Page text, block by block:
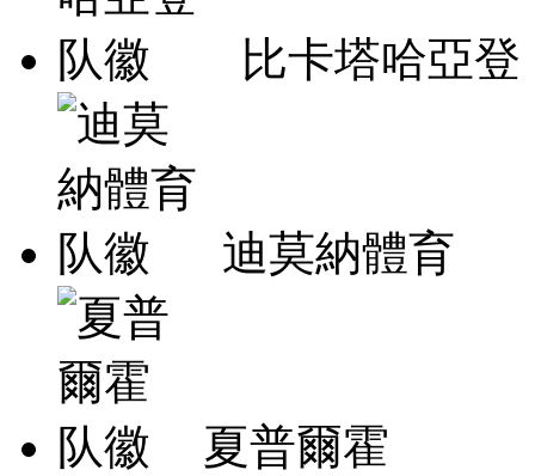
比卡塔哈亞登
迪莫納體育
夏普爾霍